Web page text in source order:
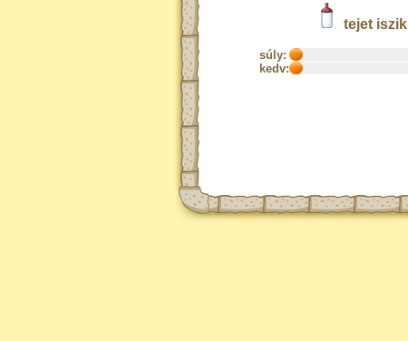
tejet iszik
súly:
kedv: